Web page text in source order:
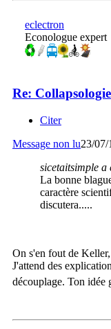
eclectron
Econologue expert
Re:
Citer
Message non lu23/07/
sicetaitsimple a
La bonne
caractère
discutera.....
On s'en fout de
J'attend des
découplage. Ton idée